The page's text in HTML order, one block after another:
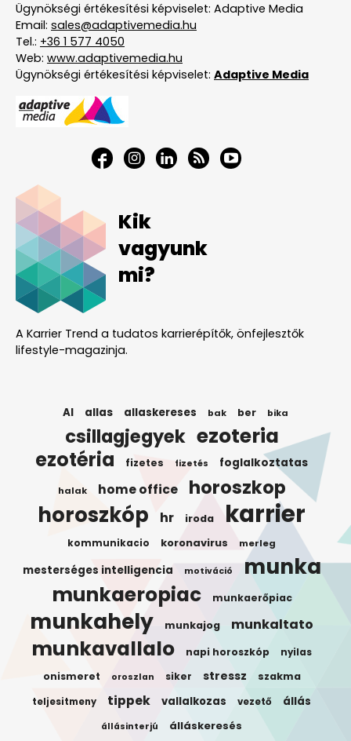
Ügynökségi értékesítési képviselet: Adaptive Media
Email: sales@adaptivemedia.hu
Tel.: +36 1 577 4050
Web: www.adaptivemedia.hu
Ügynökségi értékesítési képviselet: Adaptive Media
Kik
vagyunk
mi?
A Karrier Trend a tudatos karrierépítők, önfejlesztők
lifestyle-magazinja.
AI allas allaskereses bak ber bika
csillagjegyek ezoteria
ezotéria fizetes fizetés foglalkoztatas
halak home office horoszkop
horoszkóp hr iroda karrier
kommunikacio koronavirus merleg
mesterséges intelligencia motiváció munka
munkaeropiac munkaerőpiac
munkahely munkajog munkaltato
munkavallalo napi horoszkóp nyilas
onismeret oroszlan siker stressz szakma
teljesitmeny tippek vallalkozas vezető állás
állásinterjú álláskeresés